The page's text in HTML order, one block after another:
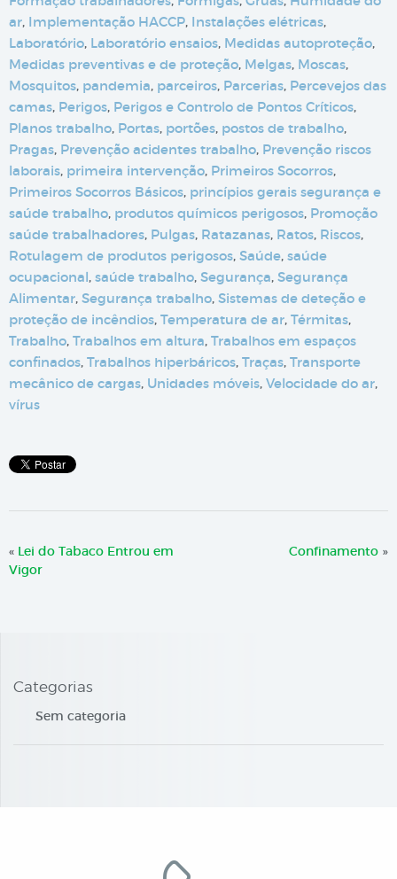
ar, Implementação HACCP, Instalações elétricas,
Laboratório, Laboratório ensaios, Medidas autoproteção,
Medidas preventivas e de proteção, Melgas, Moscas,
Mosquitos, pandemia, parceiros, Parcerias, Percevejos das
camas, Perigos, Perigos e Controlo de Pontos Críticos,
Planos trabalho, Portas, portões, postos de trabalho,
Pragas, Prevenção acidentes trabalho, Prevenção riscos
laborais, primeira intervenção, Primeiros Socorros,
Primeiros Socorros Básicos, princípios gerais segurança e
saúde trabalho, produtos químicos perigosos, Promoção
saúde trabalhadores, Pulgas, Ratazanas, Ratos, Riscos,
Rotulagem de produtos perigosos, Saúde, saúde
ocupacional, saúde trabalho, Segurança, Segurança
Alimentar, Segurança trabalho, Sistemas de deteção e
proteção de incêndios, Temperatura de ar, Térmitas,
Trabalho, Trabalhos em altura, Trabalhos em espaços
confinados, Trabalhos hiperbáricos, Traças, Transporte
mecânico de cargas, Unidades móveis, Velocidade do ar,
vírus
« Lei do Tabaco Entrou em
Vigor
Confinamento »
Categorias
Sem categoria